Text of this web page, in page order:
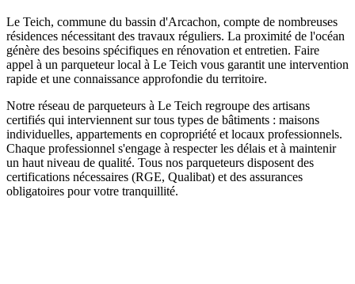
Le Teich, commune du bassin d'Arcachon, compte de nombreuses
résidences nécessitant des travaux réguliers. La proximité de l'océan
génère des besoins spécifiques en rénovation et entretien. Faire
appel à un parqueteurlocal à Le Teich vous garantit une intervention
rapide et une connaissance approfondie du territoire.
Notre réseau de parqueteurs à Le Teich regroupe des artisans
certifiés qui interviennent sur tous types de bâtiments : maisons
individuelles, appartements en copropriété et locaux professionnels.
Chaque professionnel s'engage à respecter les délais et à maintenir
un haut niveau de qualité. Tous nos parqueteurs disposent des
certifications nécessaires (RGE, Qualibat) et des assurances
obligatoires pour votre tranquillité.